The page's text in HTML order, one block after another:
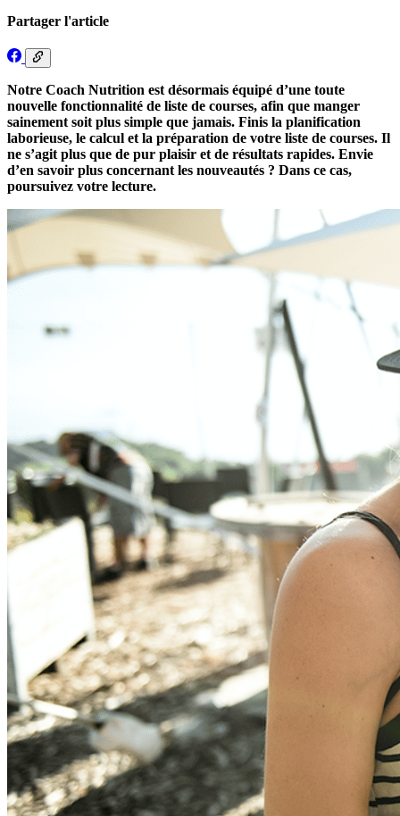
Partager l'article
Notre Coach Nutrition est désormais équipé d’une toute
nouvelle fonctionnalité de liste de courses, afin que manger
sainement soit plus simple que jamais. Finis la planification
laborieuse, le calcul et la préparation de votre liste de courses. Il
ne s’agit plus que de pur plaisir et de résultats rapides. Envie
d’en savoir plus concernant les nouveautés ? Dans ce cas,
poursuivez votre lecture.